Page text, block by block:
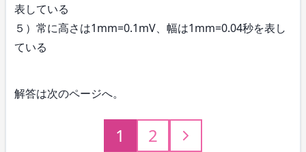
表している
５）常に高さは1mm=0.1mV、幅は1mm=0.04秒を表し
ている
解答は次のページへ。
1 2